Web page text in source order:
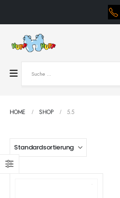
HOME SHOP 5.5